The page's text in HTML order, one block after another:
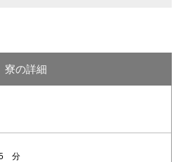
寮の詳細
分